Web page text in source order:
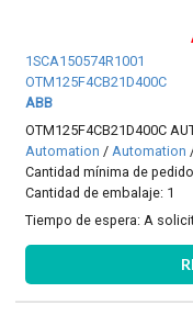
1SCA150574R1001
OTM125F4CB21D400C
ABB
OTM125F4CB21D400C
Automation /Automation
Cantidad mínima de
Cantidad de embalaje: 1
Tiempo de espera:A